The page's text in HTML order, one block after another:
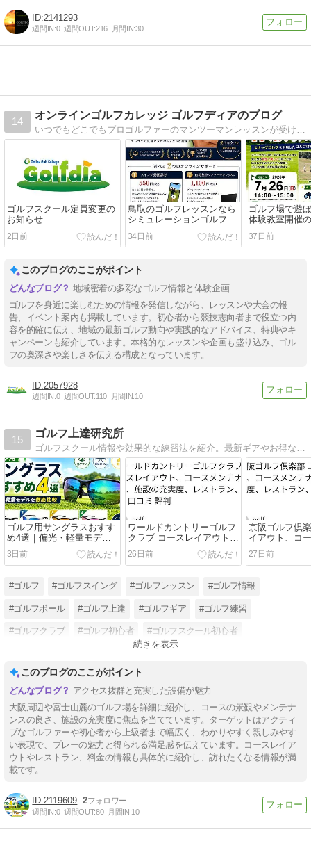
2141293
週間IN:0 週間OUT:216 月間IN:30
14
オンラインゴルフカレッジ ゴルフディアのブログ
いつでもどこでもプロゴルファーのマンツーマンレッスンが受けられるオンラインゴルフ専門のスクールです。ゴルフ上達情報や日々のレッスン動画更新情報をお届けいたします。
ゴルフスクール定員変更の
お知らせ
2日前
鳥取のゴルフレッスンなら
シミュレーションゴルフエ
レコン
34日前
ゴルフ場で遊
体験教室開催
37日前
このブログのここがポイント
地域密着の多彩なゴルフ情報と体験企画
ゴルフを身近に楽しむための情報を発信しながら、レッスンや大会の報
告、イベント案内も掲載しています。初心者から競技志向者まで役立つ内
容を的確に伝え、地域の最新ゴルフ動向や実践的なアドバイス、特典やキ
ャンペーンも紹介しています。本格的なレッスンや企画も盛り込み、ゴル
フの奥深さや楽しさを伝える構成となっています。
2057928
週間IN:0 週間OUT:110 月間IN:10
15
ゴルフ上達研究所
ゴルフスクール情報や効果的な練習法を紹介。最新ギアやお得なゴルフ情報も掲載したゴルフ情報サイトです。
ゴルフ用サングラスおすす
め4選｜偏光・軽量モデル
を徹底比較
3日前
ワールドカントリーゴルフ
クラブ コースレイアウト、
コースメンテナンス、施設
の充実度、レストラン、料
金 口コミ 評判
26日前
京阪ゴルフ倶
イアウト、コ
ンス、施設の
トラン、料金
27日前
#ゴルフ #ゴルフスイング #ゴルフレッスン #ゴルフ情報
#ゴルフボール #ゴルフ上達 #ゴルフギア #ゴルフ練習
#ゴルフクラブ #ゴルフ初心者 #ゴルフスクール初心者
続きを表示
このブログのここがポイント
アクセス抜群と充実した設備が魅力
大阪周辺や富士山麓のゴルフ場を詳細に紹介し、コースの景観やメンテナ
ンスの良さ、施設の充実度に焦点を当てています。ターゲットはアクティ
ブなゴルファーや初心者から上級者まで幅広く、わかりやすく親しみやす
い表現で、プレーの魅力と得られる満足感を伝えています。コースレイア
ウトやレストラン、料金の情報も具体的に紹介し、訪れたくなる情報が満
載です。
2119609 2
週間IN:0 週間OUT:80 月間IN:10